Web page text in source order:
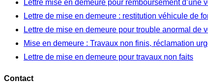
Lettre mise en demeure pour remboursement d’une
Lettre de mise en demeure : restitution véhicule de
Lettre de mise en demeure pour trouble anormal de
Mise en demeure : Travaux non finis, réclamation
Lettre de mise en demeure pour travaux non faits
Contact